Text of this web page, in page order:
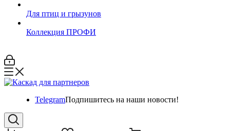
Для птиц и грызунов
Коллекция ПРОФИ
TelegramПодпишитесь на наши новости!